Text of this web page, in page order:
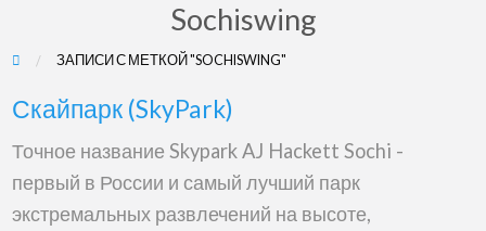
Sochiswing
ЗАПИСИ С МЕТКОЙ "SOCHISWING"
Скайпарк
Скайпарк (SkyPark)
Точное название Skypark AJ Hackett Sochi -
первый в России и самый лучший парк
экстремальных развлечений на высоте,